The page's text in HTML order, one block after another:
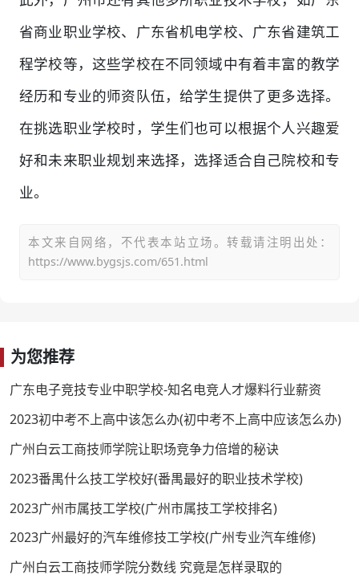
省商业职业学校、广东省机电学校、广东省建筑工
程学校等，这些学校在不同领域中有着丰富的教学
经历和专业的师资队伍，给学生提供了更多选择。
在挑选职业学校时，学生们也可以根据个人兴趣爱
好和未来职业规划来选择，选择适合自己院校和专
业。
本文来自网络，不代表本站立场。转载请注明出处：
https://www.bygsjs.com/651.html
为您推荐
广东电子竞技专业中职学校-知名电竞人才爆料行业薪资
2023初中考不上高中该怎么办(初中考不上高中应该怎么办)
广州白云工商技师学院让职场竞争力倍增的秘诀
2023番禺什么技工学校好(番禺最好的职业技术学校)
2023广州市属技工学校(广州市属技工学校排名)
2023广州最好的汽车维修技工学校(广州专业汽车维修)
广州白云工商技师学院分数线 究竟是怎样录取的